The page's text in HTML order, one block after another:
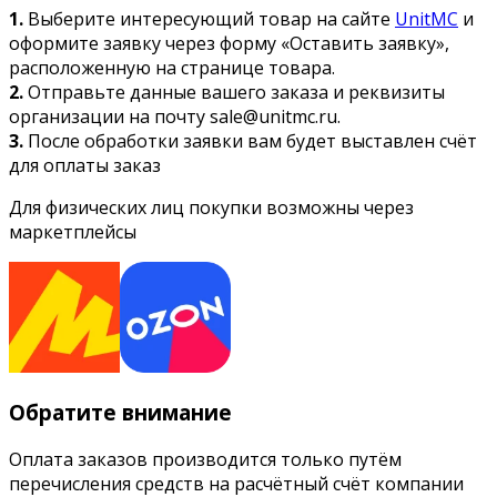
1. Выберите интересующий товар на сайте UnitMC и
оформите заявку через форму «Оставить заявку»,
расположенную на странице товара.
2.Отправьте данные вашего заказа и реквизиты
организации на почту sale@unitmc.ru.
3. После обработки заявки вам будет выставлен счёт
для оплаты заказ
Для физических лиц покупки возможны через
маркетплейсы
Обратите внимание
Оплата заказов производится только путём
перечисления средств на расчётный счёт компании